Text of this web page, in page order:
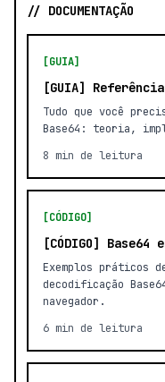
// DOCUMENTAÇÃO
[GUIA]
[GUIA]
Tudo que você
Base64: teoria,
8 min de leitura
[CÓDIGO]
[CÓDIGO] Base64
Exemplos práticos
decodificação
navegador.
6 min de leitura